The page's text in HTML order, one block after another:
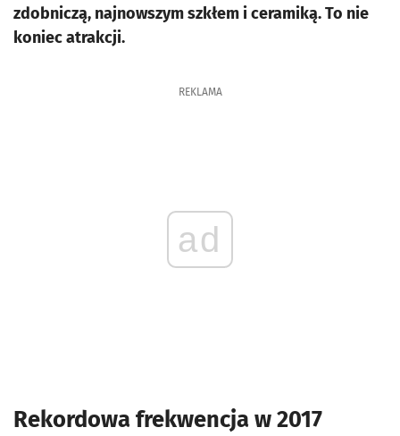
zdobniczą, najnowszym szkłem i ceramiką. To nie
koniec atrakcji.
REKLAMA
ad
Rekordowa frekwencja w 2017